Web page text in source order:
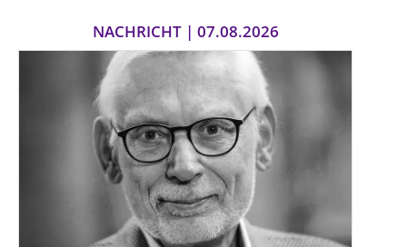
NACHRICHT | 07.08.2026